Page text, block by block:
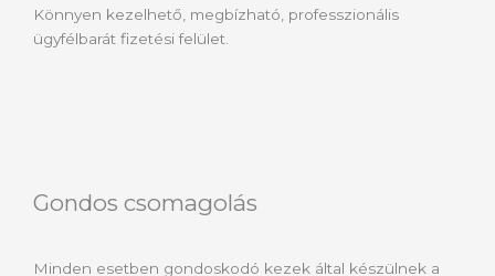
Könnyen kezelhető, megbízható, professzionális
ügyfélbarát fizetési felület.
Gondos csomagolás
Minden esetben gondoskodó kezek által készülnek a